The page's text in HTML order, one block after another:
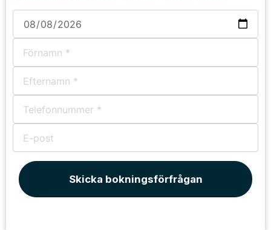
Skicka bokningsförfrågan